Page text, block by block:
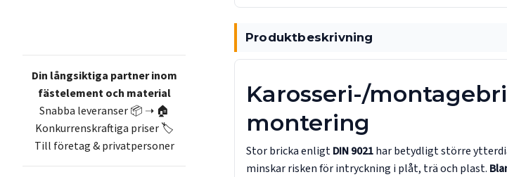
Din långsiktiga partner inom
fästelement och material
Snabba leveranser 📦 ➝ 🏠
Konkurrenskraftiga priser 🏷️
Till företag & privatpersoner
Produktbeskrivning
Karosseri-/
montering
Stor bricka enligtDIN 9021har betydligt större
minskar risken för intryckning i plåt, trä och plast.